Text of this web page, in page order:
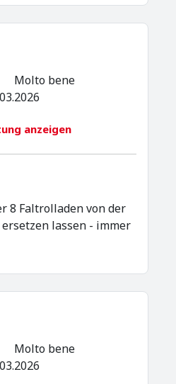
Molto bene
anzeigen
8 Faltrolladen von der
lassen - immer
Molto bene